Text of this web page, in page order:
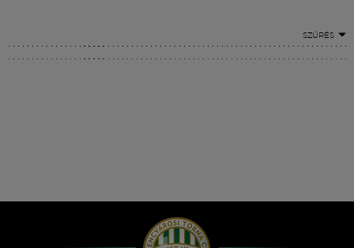
SZŰRÉS
Hírek